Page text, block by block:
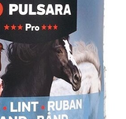
IJzeren palen
Grondboren
Grondboren